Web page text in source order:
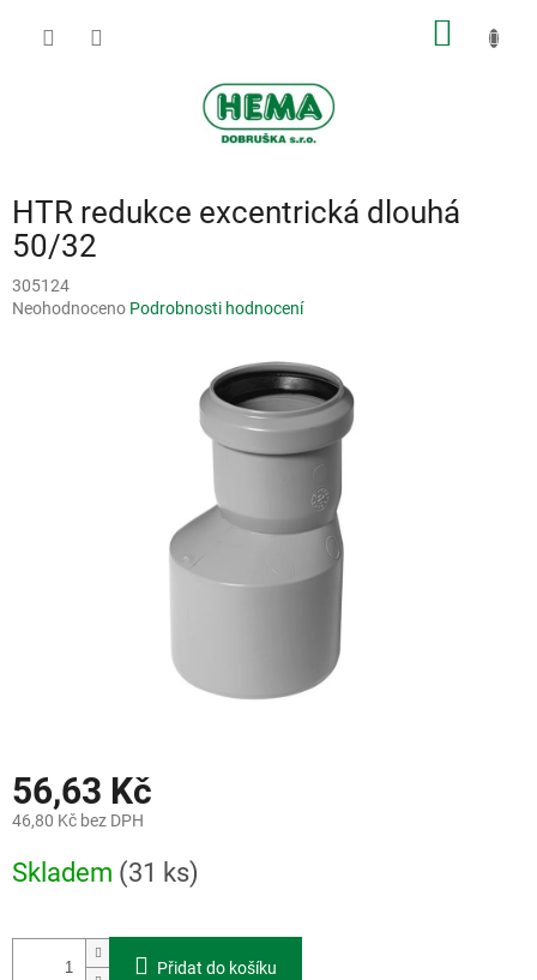
HTR redukce excentrická dlouhá
50/32
305124
Průměrné
Neohodnoceno Podrobnosti hodnocení
56,63 Kč
46,80 Kč bez DPH
cena:
Skladem (31 ks)
Přidat do košíku